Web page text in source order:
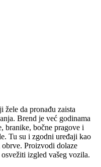
da pronađu zaista
Brend je već godinama
branike, bočne pragove i
Tu su i zgodni uređaji kao
Proizvodi dolaze
izgled vašeg vozila.